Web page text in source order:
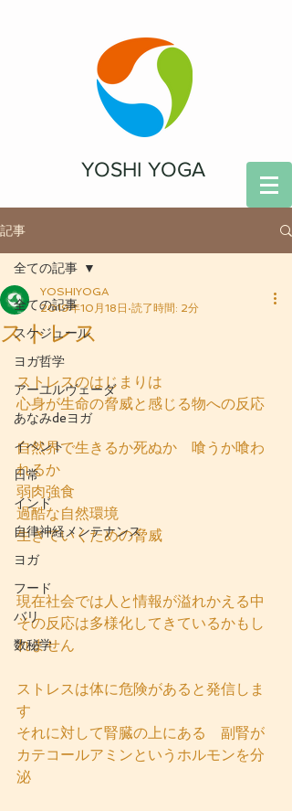
YOSHI YOGA
記事
全ての記事
スケジュール
ヨガ哲学
アーユルヴェーダ
あなみdeヨガ
イベント
日常
インド
自律神経メンテナンス
ヨガ
フード
バリ
数秘学
全ての記事
ストレス
YOSHIYOGA
2019年10月18日 読了時間: 2分
ストレスのはじまりは
心身が生命の脅威と感じる物への反応
自然界で生きるか死ぬか　喰うか喰わ
れるか
弱肉強食
過酷な自然環境
生きていくための脅威
現在社会では人と情報が溢れかえる中
その反応は多様化してきているかもし
れません
ストレスは体に危険があると発信しま
す
それに対して腎臓の上にある　副腎が
カテコールアミンというホルモンを分
泌